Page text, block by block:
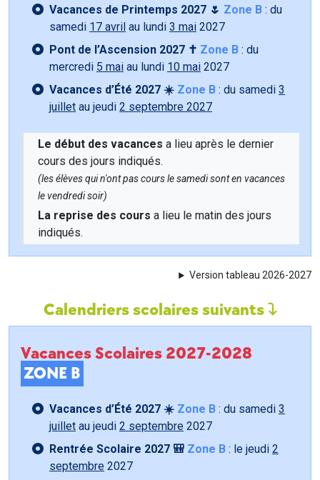
Vacances de Printemps 2027 🌷 Zone B : du
samedi 17 avril au lundi 3 mai 2027
Pont de l’Ascension 2027 ✝️ Zone B : du
mercredi 5 mai au lundi 10 mai 2027
Vacances d’Été 2027 ☀️ Zone B : du samedi 3
juillet au jeudi 2 septembre 2027
Le début des vacances a lieu après le dernier
cours des jours indiqués.
(les élèves qui n'ont pas cours le samedi sont en vacances
le vendredi soir)
La reprise des cours a lieu le matin des jours
indiqués.
Version tableau 2026-2027
Calendriers scolaires suivants
Vacances Scolaires 2027-2028
ZONE B
Vacances d’Été 2027 ☀️ Zone B : du samedi 3
juillet au jeudi 2 septembre 2027
Rentrée Scolaire 2027 🎒 Zone B : le jeudi 2
septembre 2027